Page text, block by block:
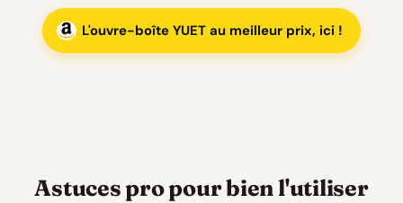
L'ouvre-boîte YUET au meilleur prix, ici !
Astuces pro pour bien l'utiliser